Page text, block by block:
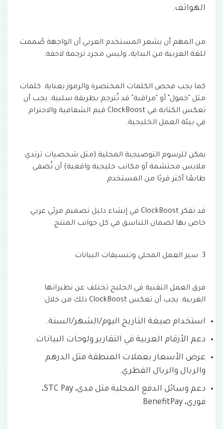
الهواتف.
من المهم أن يشعر المستخدم العربي أن الواجهة صُممت
للغة العربية من البداية، وليس مجرد ترجمة لاحقة.
كما يجب فحص الكلمات المختصرة والرموز بعناية. كلمات
مثل "خمول" أو "مراقبة" قد تُترجم بطريقة سلبية. يجب أن
تعكس الكتابة في ClockBoost قيم الشفافية والاحترام
في بيئة العمل الخليجية.
يمكن للرسوم التوضيحية المحلية (مثل شخصيات ترتدي
ملابس محتشمة أو مكاتب خليجية واقعية) أن تُضفي
طابعًا أكثر قربًا من المستخدم.
قد تفكر ClockBoost في إنشاء دليل تصميم مرئي عربي
خاص بها لضمان التناسق في كل جوانب المنتج.
3. سير العمل المحلي وتنسيقات البيانات
فرق العمل التقنية في الخليج تختلف عن نظيراتها
الغربية. يجب أن تعكس ClockBoost ذلك من خلال:
استخدام صيغة التاريخ اليوم/الشهر/السنة.
دعم الأرقام العربية في التقارير ولوحات البيانات.
عرض الأسعار بعملات المنطقة مثل الدرهم
والريال والريال القطري.
دعم وسائل الدفع المحلية مثل مدى، STC Pay،
فوري، BenefitPay.